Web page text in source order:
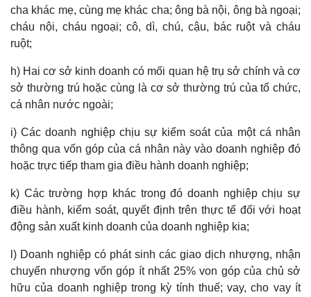
cha khác mẹ, cùng mẹ khác cha; ông bà nội, ông bà ngoại;
cháu nội, cháu ngoại; cô, dì, chú, cậu, bác ruột và cháu
ruột;
h) Hai cơ sở kinh doanh có mối quan hệ trụ sở chính và cơ
sở thường trú hoặc cùng là cơ sở thường trú của tổ chức,
cá nhân nước ngoài;
i) Các doanh nghiệp chịu sự kiểm soát của một cá nhân
thông qua vốn góp của cá nhân này vào doanh nghiệp đó
hoặc trực tiếp tham gia điều hành doanh nghiệp;
k) Các trường hợp khác trong đó doanh nghiệp chịu sự
điều hành, kiểm soát, quyết định trên thực tế đối với hoạt
động sản xuất kinh doanh của doanh nghiệp kia;
l) Doanh nghiệp có phát sinh các giao dịch nhượng, nhận
chuyển nhượng vốn góp ít nhất 25% von góp của chủ sở
hữu của doanh nghiệp trong kỳ tính thuế; vay, cho vay ít